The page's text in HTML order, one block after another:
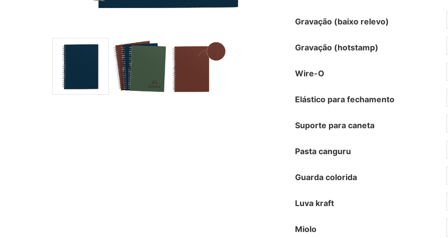
Gravação (baixo relevo)
Gravação (hotstamp)
Wire-O
Elástico para fechamento
Suporte para caneta
Pasta canguru
Guarda colorida
Luva kraft
Miolo